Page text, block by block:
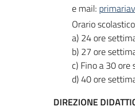
e mail:
Orario
a) 24 ore
b) 27 ore
c) Fino a 30
d) 40 ore
DIREZIONE